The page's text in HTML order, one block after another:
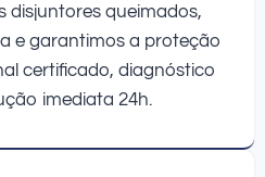
disjuntores queimados,
e garantimos a proteção
certificado, diagnóstico
imediata 24h.